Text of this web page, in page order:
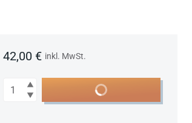
42,00 € inkl. MwSt.
Anzahl In den Warenkorb